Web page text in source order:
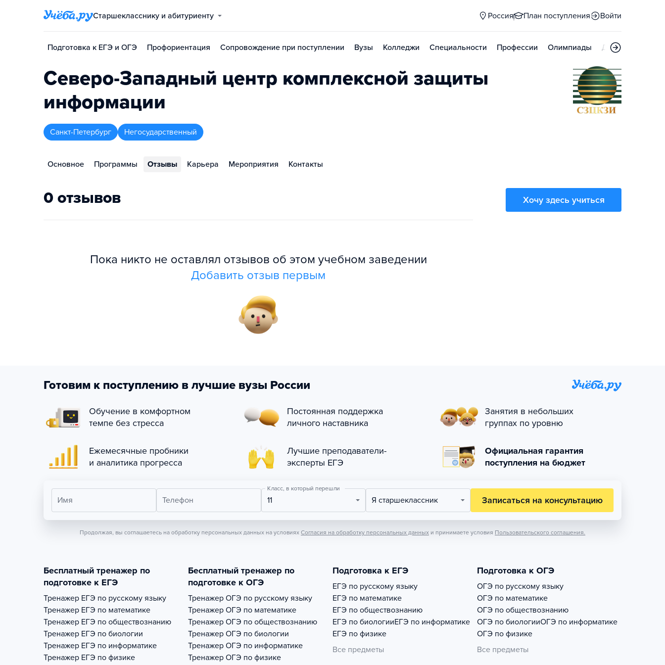
Старшекласснику и абитуриенту Россия План поступления Войти
Подготовка к ЕГЭ и ОГЭ Профориентация Сопровождение при поступлении Вузы Колледжи Специальности Профессии Олимпиады Дни открытых
Северо-Западный центр комплексной защиты
информации
Санкт-Петербург Негосударственный
Основное Программы Отзывы Карьера Мероприятия Контакты
0 отзывов
Пока никто не оставлял отзывов об этом учебном заведении
Добавить отзыв первым
Хочу здесь учиться
Готовим к поступлению в лучшие вузы России
Обучение в комфортном
темпе без стресса
Постоянная поддержка
личного наставника
Занятия в небольших
группах по уровню
Ежемесячные пробники
и аналитика прогресса
Лучшие преподаватели-
эксперты ЕГЭ
Официальная гарантия
поступления на бюджет
Имя Телефон
Класс, в который перешли
11 Я старшеклассник Записаться на консультацию
Продолжая, вы соглашаетесь на обработку персональных данных на условиях Согласия на обработку персональных данных и принимаете условия Пользовательского соглашения.
Бесплатный тренажер по
подготовке к ЕГЭ
Тренажер ЕГЭ по русскому языку
Тренажер ЕГЭ по математике
Тренажер ЕГЭ по обществознанию
Тренажер ЕГЭ по биологии
Тренажер ЕГЭ по информатике
Тренажер ЕГЭ по физике
Бесплатный тренажер по
подготовке к ОГЭ
Тренажер ОГЭ по русскому языку
Тренажер ОГЭ по математике
Тренажер ОГЭ по обществознанию
Тренажер ОГЭ по биологии
Тренажер ОГЭ по информатике
Тренажер ОГЭ по физике
Подготовка к ЕГЭ
ЕГЭ по русскому языку
ЕГЭ по математике
ЕГЭ по обществознанию
ЕГЭ по биологииЕГЭ по информатике
ЕГЭ по физике
Все предметы
Подготовка к ОГЭ
ОГЭ по русскому языку
ОГЭ по математике
ОГЭ по обществознанию
ОГЭ по биологииОГЭ по информатике
ОГЭ по физике
Все предметы